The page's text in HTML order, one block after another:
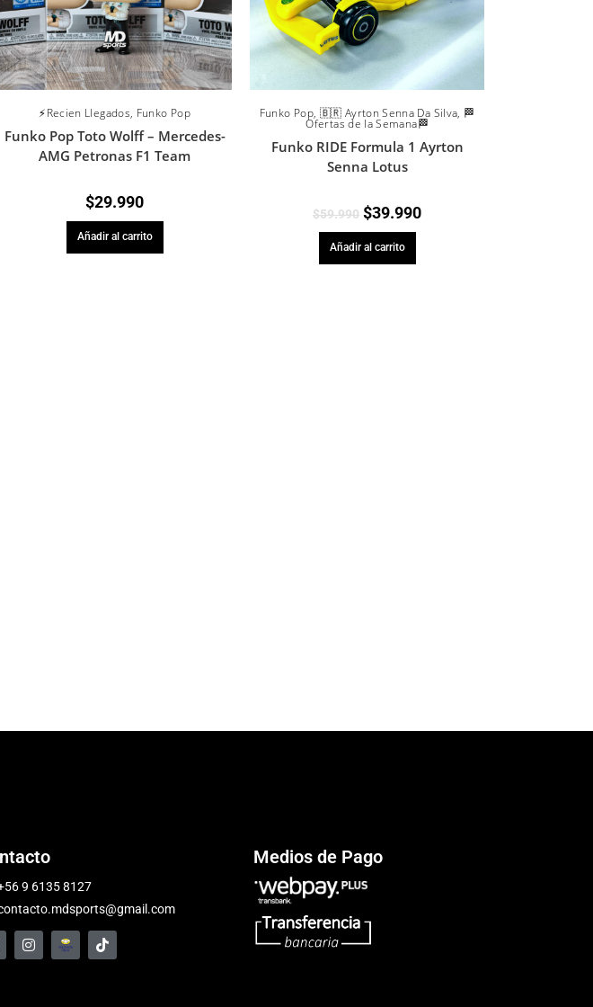
⚡Recien Llegados, Funko Pop
Funko Pop Toto Wolff – Mercedes-
AMG Petronas F1 Team
$29.990
Añadir al carrito
Funko Pop, 🇧🇷 Ayrton Senna Da Silva, 🏁
Ofertas de la Semana🏁
Funko RIDE Formula 1 Ayrton
Senna Lotus
$59.990 $39.990
Añadir al carrito
9 6135 8127
Medios de Pago